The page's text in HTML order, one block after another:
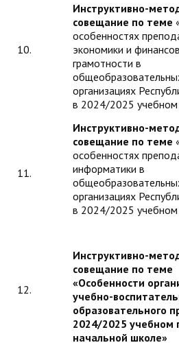
10.
Инструктивно-
совещание по теме
особенностях
экономики и
грамотности в
организациях
в 2024/2025 учебном
11.
Инструктивно-
совещание по теме
особенностях
информатики в
организациях
в 2024/2025 учебном
12.
Инструктивно-
совещание по теме
«Особенности
учебно-
образовательного
2024/2025 учебном
начальной школе»